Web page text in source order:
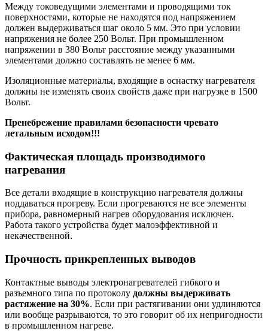
Между токоведущими элементами и проводящими ток
поверхностями, которые не находятся под напряжением
должен выдерживаться шаг около 5 мм. Это при условии
напряжения не более 250 Вольт. При промышленном
напряжении в 380 Вольт расстояние между указанными
элементами должно составлять не менее 6 мм.
Изоляционные материалы, входящие в оснастку нагревателя
должны не изменять своих свойств даже при нагрузке в 1500
Вольт.
Пренебрежение правилами безопасности чревато
летальным исходом!!!
Фактическая площадь производимого
нагревания
Все детали входящие в конструкцию нагревателя должны
поддаваться прогреву. Если прогреваются не все элементы
прибора, равномерный нагрев оборудования исключен.
Работа такого устройства будет малоэффективной и
некачественной.
Прочность прикрепленных выводов
Контактные выводы электронагревателей гибкого и
разъемного типа по протоколу должны выдерживать
растяжение на 30%. Если при растягивании они удлиняются
или вообще разрываются, то это говорит об их непригодности
в промышленном нагреве.